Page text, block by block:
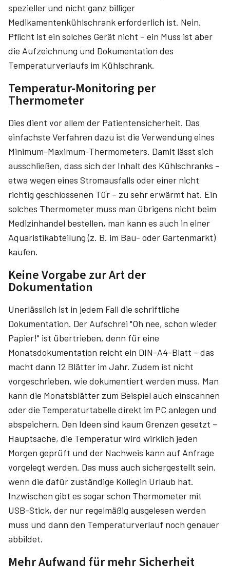
spezieller und nicht ganz billiger
Medikamentenkühlschrank erforderlich ist. Nein,
Pflicht ist ein solches Gerät nicht – ein Muss ist aber
die Aufzeichnung und Dokumentation des
Temperaturverlaufs im Kühlschrank.
Temperatur-Monitoring per
Thermometer
Dies dient vor allem der Patientensicherheit. Das
einfachste Verfahren dazu ist die Verwendung eines
Minimum-Maximum-Thermometers. Damit lässt sich
ausschließen, dass sich der Inhalt des Kühlschranks –
etwa wegen eines Stromausfalls oder einer nicht
richtig geschlossenen Tür – zu sehr erwärmt hat. Ein
solches Thermometer muss man übrigens nicht beim
Medizinhandel bestellen, man kann es auch in einer
Aquaristikabteilung (z. B. im Bau- oder Gartenmarkt)
kaufen.
Keine Vorgabe zur Art der
Dokumentation
Unerlässlich ist in jedem Fall die schriftliche
Dokumentation. Der Aufschrei "Oh nee, schon wieder
Papier!" ist übertrieben, denn für eine
Monatsdokumentation reicht ein DIN-A4-Blatt – das
macht dann 12 Blätter im Jahr. Zudem ist nicht
vorgeschrieben, wie dokumentiert werden muss. Man
kann die Monatsblätter zum Beispiel auch einscannen
oder die Temperaturtabelle direkt im PC anlegen und
abspeichern. Den Ideen sind kaum Grenzen gesetzt –
Hauptsache, die Temperatur wird wirklich jeden
Morgen geprüft und der Nachweis kann auf Anfrage
vorgelegt werden. Das muss auch sichergestellt sein,
wenn die dafür zuständige Kollegin Urlaub hat.
Inzwischen gibt es sogar schon Thermometer mit
USB-Stick, der nur regelmäßig ausgelesen werden
muss und dann den Temperaturverlauf noch genauer
abbildet.
Mehr Aufwand für mehr Sicherheit